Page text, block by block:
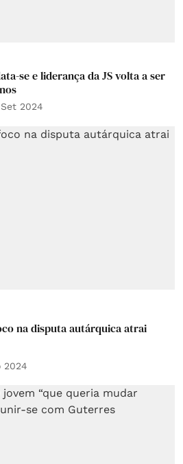
se e liderança da JS volta a ser
Set 2024
na disputa autárquica atrai
2024